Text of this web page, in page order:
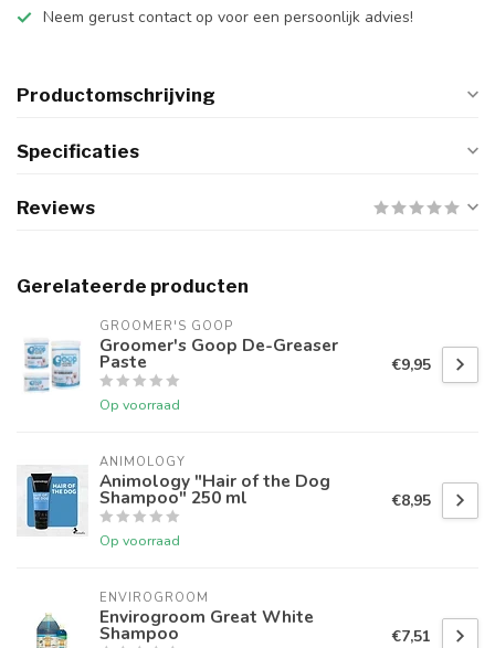
Neem gerust contact op voor een persoonlijk advies!
Productomschrijving
Specificaties
Reviews
Gerelateerde producten
GROOMER'S GOOP
Groomer's Goop De-Greaser
Paste
Op voorraad
€9,95
ANIMOLOGY
Animology "Hair of the Dog
Shampoo" 250 ml
Op voorraad
€8,95
ENVIROGROOM
Envirogroom Great White
Shampoo €7,51